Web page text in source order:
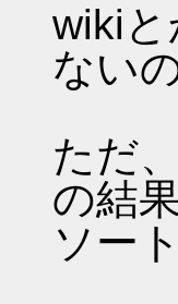
wiki
ない
ただ
の結
ソー